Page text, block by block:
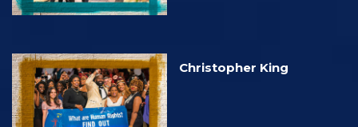
Christopher King